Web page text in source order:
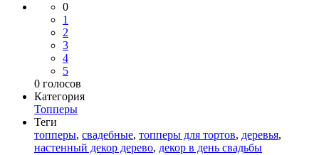
0
1
2
3
4
5
0 голосов
Категория
Топперы
Теги
топперы, свадебные, топперы для тортов, деревья,
настенный декор дерево, декор в день свадьбы